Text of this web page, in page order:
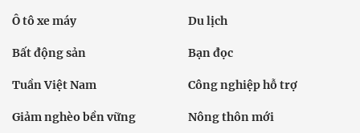
Ô tô xe máy Du lịch
Bất động sản Bạn đọc
Tuần Việt Nam Công nghiệp hỗ trợ
Giảm nghèo bền vững Nông thôn mới